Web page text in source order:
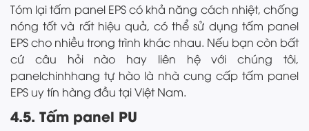
Tóm lại tấm panel EPS có khả năng cách nhiệt, chống
nóng tốt và rất hiệu quả, có thể sử dụng tấm panel
EPS cho nhiều trong trình khác nhau. Nếu bạn còn bất
cứ câu hỏi nào hay liên hệ với chúng tôi,
panelchinhhang tự hào là nhà cung cấp tấm panel
EPS uy tín hàng đầu tại Việt Nam.
4.5. Tấm panel PU